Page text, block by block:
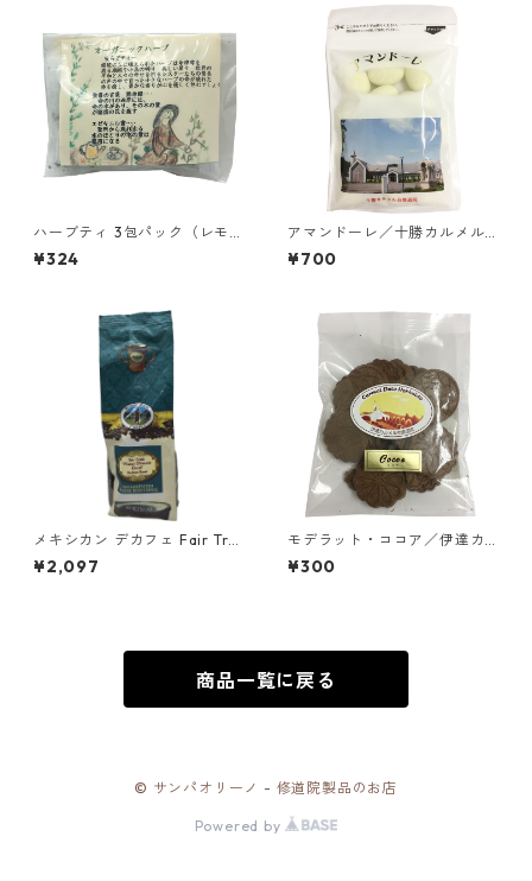
ハーブティ 3包パック（レモン
バーベナ、ローズマリー、リ
ンデンフラワー）3包パック／
¥324
アマンドーレ／十勝カルメル
会修道院
¥700
メキシカン デカフェ Fair Tra
de 豆340ｇ（Mystic Monk C
offee）／アメリカ カルメル
¥2,097
モデラット・ココア／伊達カ
ルメル会修道院
¥300
商品一覧に戻る
© サンパオリーノ - 修道院製品のお店
Powered by